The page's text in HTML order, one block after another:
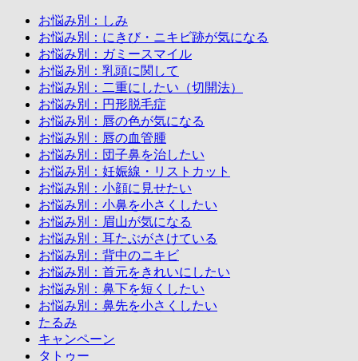
お悩み別：しみ
お悩み別：にきび・ニキビ跡が気になる
お悩み別：ガミースマイル
お悩み別：乳頭に関して
お悩み別：二重にしたい（切開法）
お悩み別：円形脱毛症
お悩み別：唇の色が気になる
お悩み別：唇の血管腫
お悩み別：団子鼻を治したい
お悩み別：妊娠線・リストカット
お悩み別：小顔に見せたい
お悩み別：小鼻を小さくしたい
お悩み別：眉山が気になる
お悩み別：耳たぶがさけている
お悩み別：背中のニキビ
お悩み別：首元をきれいにしたい
お悩み別：鼻下を短くしたい
お悩み別：鼻先を小さくしたい
たるみ
キャンペーン
タトゥー